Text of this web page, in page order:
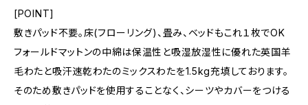
[POINT]
敷きパッド不要。床(フローリング)、畳み、ベッドもこれ１枚でOK
フォールドマットンの中綿は保温性と吸湿放湿性に優れた英国羊
毛わたと吸汗速乾わたのミックスわたを1.5kg充填しております。
そのため敷きパッドを使用することなく、シーツやカバーをつける